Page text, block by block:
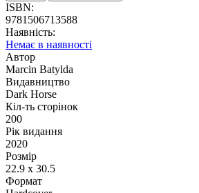
ISBN:
9781506713588
Наявність:
Немає в наявності
Автор
Marcin Batylda
Видавництво
Dark Horse
Кіл-ть сторінок
200
Рік видання
2020
Розмір
22.9 x 30.5
Формат